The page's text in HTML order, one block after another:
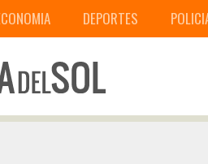
DEPORTES